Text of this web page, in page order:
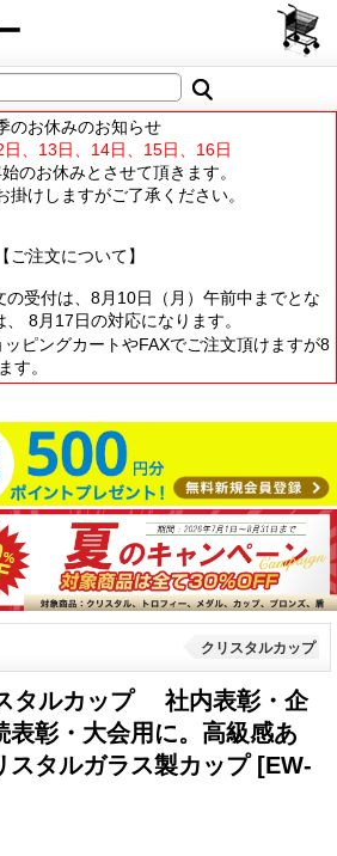
PCサイト
のお休みのお知らせ
、13日、14日、15日、16日
のお休みとさせて頂きます。
掛けしますがご了承ください。
【ご注文について】
の受付は、8月10日（月）午前中までとな
8月17日の対応になります。
ピングカートやFAXでご注文頂けますが8
す。
クリスタルカップ
タルカップ 社内表彰・企
表彰・大会用に。高級感あ
スタルガラス製カップ [EW-